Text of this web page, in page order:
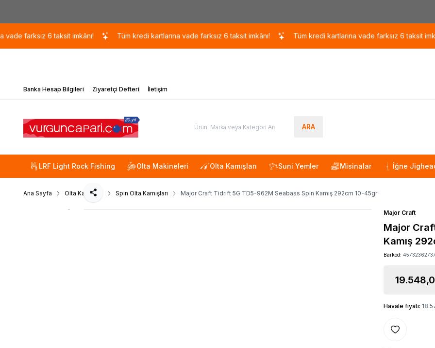
6 taksit imkânı! Tüm kredi kartlarına vade farksız 6 taksit imkânı! Tüm kredi kartlarına vade farksız 6 taksit imkânı!
Banka Hesap Bilgileri Ziyaretçi Defteri İletişim
ARA
LRF Light Rock Fishing Olta Makineleri Olta Kamışları Suni Yemler Misinalar İğne
Ana Sayfa Olta Kamışları Spin Olta Kamışları Major Craft Tidrift 5G TD5-962M Seabass Spin Kamış 292cm 10-45gr
Paylaş
Major Craft
Major
Kamış
Barkod:
Havale fiyatı:
Favoriye Ekle